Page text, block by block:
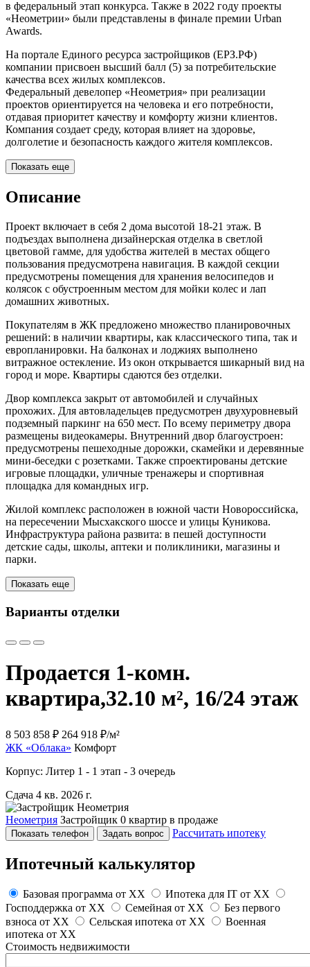
в федеральный этап конкурса. Также в 2022 году проекты
«Неометрии» были представлены в финале премии Urban
Awards.
На портале Единого ресурса застройщиков (ЕРЗ.РФ)
компании присвоен высший балл (5) за потребительские
качества всех жилых комплексов.
Федеральный девелопер «Неометрия» при реализации
проектов ориентируется на человека и его потребности,
отдавая приоритет качеству и комфорту жизни клиентов.
Компания создает среду, которая влияет на здоровье,
долголетие и безопасность каждого жителя комплексов.
Показать еще
Описание
Проект включает в себя 2 дома высотой 18-21 этаж. В
подъездах выполнена дизайнерская отделка в светлой
цветовой гамме, для удобства жителей в местах общего
пользования предусмотрена навигация. В каждой секции
предусмотрены помещения для хранения велосипедов и
колясок с обустроенным местом для мойки колес и лап
домашних животных.
Покупателям в ЖК предложено множество планировочных
решений: в наличии квартиры, как классического типа, так и
европланировки. На балконах и лоджиях выполнено
витражное остекление. Из окон открывается шикарный вид на
город и море. Квартиры сдаются без отделки.
Двор комплекса закрыт от автомобилей и случайных
прохожих. Для автовладельцев предусмотрен двухуровневый
подземный паркинг на 650 мест. По всему периметру двора
размещены видеокамеры. Внутренний двор благоустроен:
предусмотрены пешеходные дорожки, скамейки и деревянные
мини-беседки с розетками. Также спроектированы детские
игровые площадки, уличные тренажеры и спортивная
площадка для командных игр.
Жилой комплекс расположен в южной части Новороссийска,
на пересечении Мысхакского шоссе и улицы Куникова.
Инфраструктура района развита: в пешей доступности
детские сады, школы, аптеки и поликлиники, магазины и
парки.
Показать еще
Варианты отделки
Продается 1-комн.
квартира,32.10 м², 16/24 этаж
8 503 858 ₽ 264 918 ₽/м²
ЖК «Облака» Комфорт
Корпус: Литер 1 - 1 этап - 3 очередь
Сдача 4 кв. 2026 г.
Неометрия Застройщик 0 квартир в продаже
Показать телефон Задать вопрос Рассчитать ипотеку
Ипотечный калькулятор
Базовая программа от XX Ипотека для IT от XX
Господдержка от XX Семейная от XX
Без первого
взноса от XX Сельская ипотека от XX
Военная
ипотека от XX
Стоимость недвижимости